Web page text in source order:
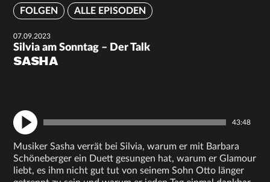
FOLGEN ALLE EPISODEN
07.09.2023
Silvia am Sonntag – Der Talk
SASHA
43:48
Musiker Sasha verrät bei Silvia, warum er mit Barbara
Schöneberger ein Duett gesungen hat, warum er Glamour
liebt, es ihm nicht gut tut von seinem Sohn Otto länger